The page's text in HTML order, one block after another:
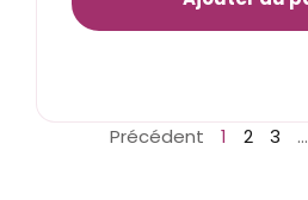
Précédent 1 2 3 …